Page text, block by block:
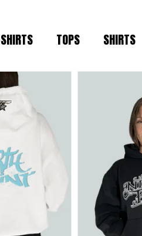
su forma tras
actual, North
y naturales
bajo principios de
TOPS SHIRTS